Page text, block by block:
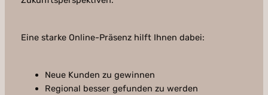
Eine starke Online-Präsenz hilft Ihnen dabei:
Neue Kunden zu gewinnen
Regional besser gefunden zu werden